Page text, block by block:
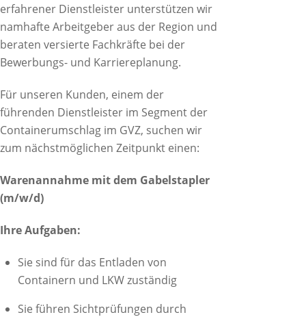
erfahrener Dienstleister unterstützen wir
namhafte Arbeitgeber aus der Region und
beraten versierte Fachkräfte bei der
Bewerbungs- und Karriereplanung.
Für unseren Kunden, einem der
führenden Dienstleister im Segment der
Containerumschlag im GVZ, suchen wir
zum nächstmöglichen Zeitpunkt einen:
Warenannahme mit dem Gabelstapler
(m/w/d)
Ihre Aufgaben:
Sie sind für das Entladen von
Containern und LKW zuständig
Sie führen Sichtprüfungen durch